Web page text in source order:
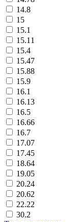
14.8
15
15.1
15.11
15.4
15.47
15.88
15.9
16.1
16.13
16.5
16.66
16.7
17.07
17.45
18.64
19.05
20.24
20.62
22.22
30.2